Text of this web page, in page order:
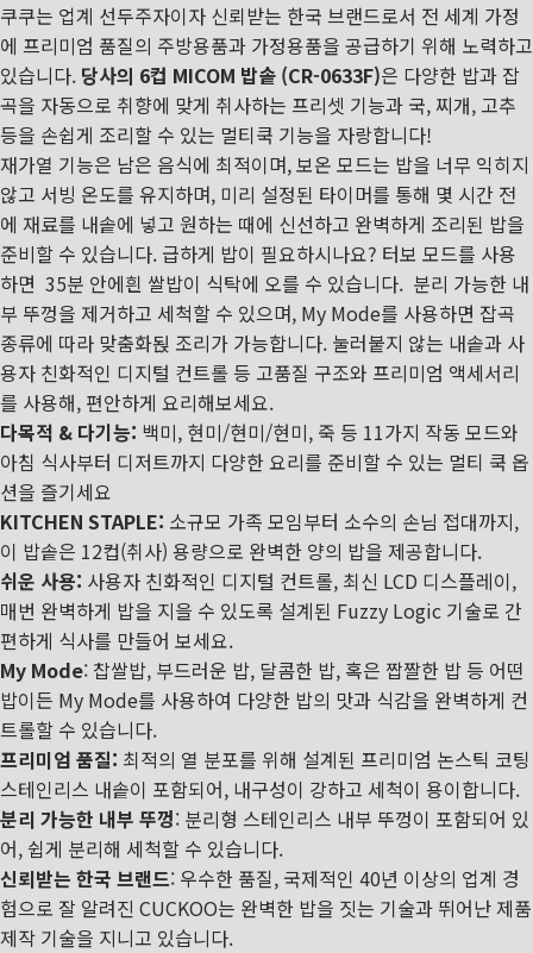
쿠쿠는 업계 선두주자이자 신뢰받는 한국 브랜드로서 전 세계 가정
에 프리미엄 품질의 주방용품과 가정용품을 공급하기 위해 노력하고
있습니다. 당사의 6컵 MICOM 밥솥 (CR-0633F)은 다양한 밥과 잡
곡을 자동으로 취향에 맞게 취사하는 프리셋 기능과 국, 찌개, 고추
등을 손쉽게 조리할 수 있는 멀티쿡 기능을 자랑합니다!
재가열 기능은 남은 음식에 최적이며, 보온 모드는 밥을 너무 익히지
않고 서빙 온도를 유지하며, 미리 설정된 타이머를 통해 몇 시간 전
에 재료를 내솥에 넣고 원하는 때에 신선하고 완벽하게 조리된 밥을
준비할 수 있습니다. 급하게 밥이 필요하시나요? 터보 모드를 사용
하면 35분 안에흰 쌀밥이 식탁에 오를 수 있습니다. 분리 가능한 내
부 뚜껑을 제거하고 세척할 수 있으며, My Mode를 사용하면 잡곡
종류에 따라 맞춤화됝 조리가 가능합니다. 눌러붙지 않는 내솥과 사
용자 친화적인 디지털 컨트롤 등 고품질 구조와 프리미엄 액세서리
를 사용해, 편안하게 요리해보세요.
다목적 & 다기능: 백미, 현미/현미/현미, 죽 등 11가지 작동 모드와
아침 식사부터 디저트까지 다양한 요리를 준비할 수 있는 멀티 쿡 옵
션을 즐기세요
KITCHEN STAPLE: 소규모 가족 모임부터 소수의 손님 접대까지,
이 밥솥은 12컵(취사) 용량으로 완벽한 양의 밥을 제공합니다.
쉬운 사용: 사용자 친화적인 디지털 컨트롤, 최신 LCD 디스플레이,
매번 완벽하게 밥을 지을 수 있도록 설계된 Fuzzy Logic 기술로 간
편하게 식사를 만들어 보세요.
My Mode: 찹쌀밥, 부드러운 밥, 달콤한 밥, 혹은 짭짤한 밥 등 어떤
밥이든 My Mode를 사용하여 다양한 밥의 맛과 식감을 완벽하게 컨
트롤할 수 있습니다.
프리미엄 품질: 최적의 열 분포를 위해 설계된 프리미엄 논스틱 코팅
스테인리스 내솥이 포함되어, 내구성이 강하고 세척이 용이합니다.
분리 가능한 내부 뚜껑: 분리형 스테인리스 내부 뚜껑이 포함되어 있
어, 쉽게 분리해 세척할 수 있습니다.
신뢰받는 한국 브랜드: 우수한 품질, 국제적인 40년 이상의 업계 경
험으로 잘 알려진 CUCKOO는 완벽한 밥을 짓는 기술과 뛰어난 제품
제작 기술을 지니고 있습니다.